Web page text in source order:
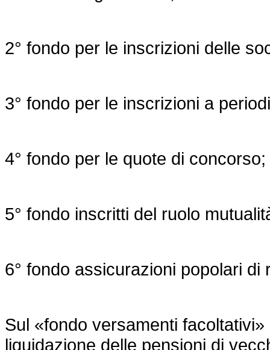
2° fondo per le inscrizioni delle
3° fondo per le inscrizioni a
4° fondo per le quote di concorso;
5° fondo inscritti del ruolo
6° fondo assicurazioni popolari di
Sul «fondo versamenti
liquidazione delle pensioni di